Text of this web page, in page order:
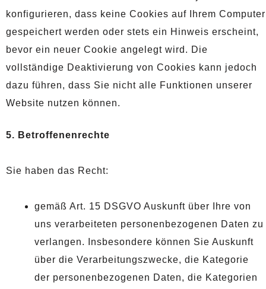
konfigurieren, dass keine Cookies auf Ihrem Computer
gespeichert werden oder stets ein Hinweis erscheint,
bevor ein neuer Cookie angelegt wird. Die
vollständige Deaktivierung von Cookies kann jedoch
dazu führen, dass Sie nicht alle Funktionen unserer
Website nutzen können.
5. Betroffenenrechte
Sie haben das Recht:
gemäß Art. 15 DSGVO Auskunft über Ihre von
uns verarbeiteten personenbezogenen Daten zu
verlangen. Insbesondere können Sie Auskunft
über die Verarbeitungszwecke, die Kategorie
der personenbezogenen Daten, die Kategorien